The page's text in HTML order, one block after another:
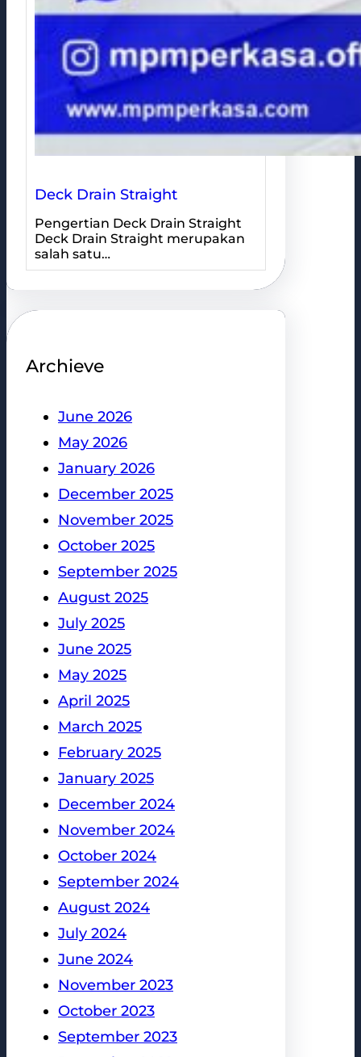
Deck Drain Straight
Pengertian Deck Drain Straight
Deck Drain Straight merupakan
salah satu…
Archieve
June 2026
May 2026
January 2026
December 2025
November 2025
October 2025
September 2025
August 2025
July 2025
June 2025
May 2025
April 2025
March 2025
February 2025
January 2025
December 2024
November 2024
October 2024
September 2024
August 2024
July 2024
June 2024
November 2023
October 2023
September 2023